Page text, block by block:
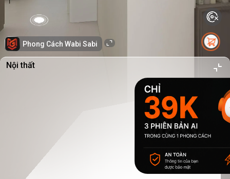
Phong Cách Wabi Sabi
Nội thất